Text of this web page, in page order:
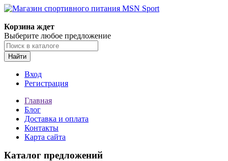
Корзина ждет
Выберите любое предложение
Найти
Вход
Регистрация
Главная
Блог
Доставка и оплата
Контакты
Карта сайта
Каталог предложений